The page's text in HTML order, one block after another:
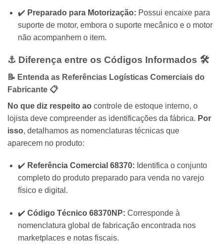
✔️ Preparado para Motorização: Possui encaixe para
suporte de motor, embora o suporte mecânico e o motor
não acompanhem o item.
⚓ Diferença entre os Códigos Informados 🛠️
📝 Entenda as Referências Logísticas Comerciais do
Fabricante 📋
No que diz respeito ao controle de estoque interno, o
lojista deve compreender as identificações da fábrica. Por
isso, detalhamos as nomenclaturas técnicas que
aparecem no produto:
✔️ Referência Comercial 68370: Identifica o conjunto
completo do produto preparado para venda no varejo
físico e digital.
✔️ Código Técnico 68370NP: Corresponde à
nomenclatura global de fabricação encontrada nos
marketplaces e notas fiscais.